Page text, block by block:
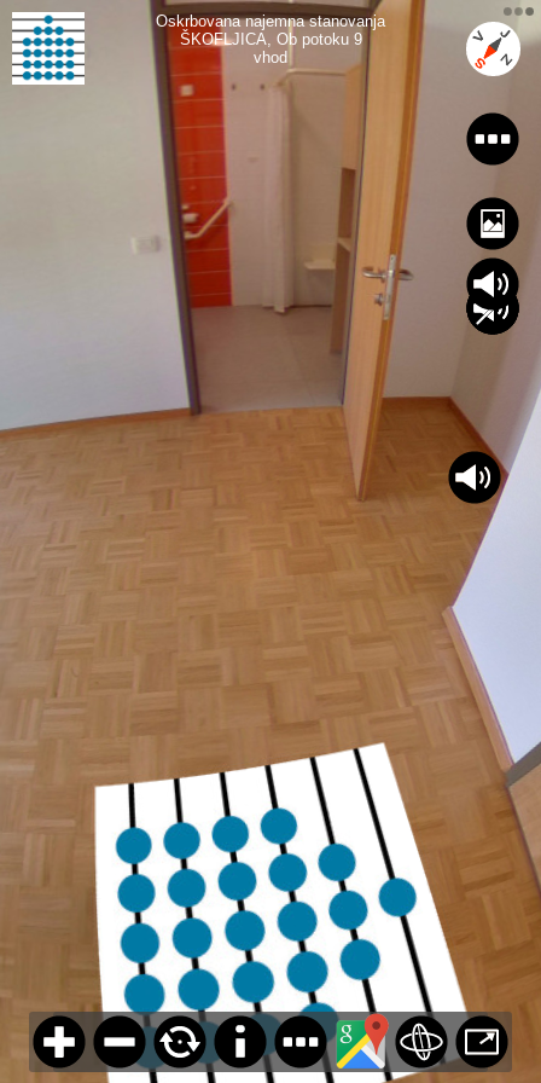
Oskrbovana najemna stanovanja
ŠKOFLJICA, Ob potoku 9
vhod